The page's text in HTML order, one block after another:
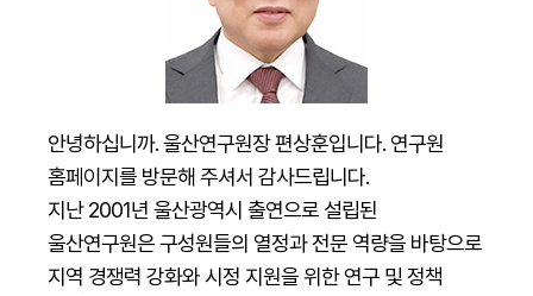
안녕하십니까. 울산연구원장 편상훈입니다. 연구원
홈페이지를 방문해 주셔서 감사드립니다.
지난 2001년 울산광역시 출연으로 설립된
울산연구원은 구성원들의 열정과 전문 역량을 바탕으로
지역 경쟁력 강화와 시정 지원을 위한 연구 및 정책